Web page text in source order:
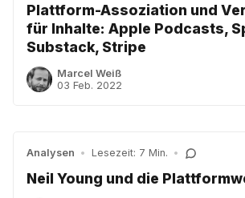
Plattform-Assoziation und
für Inhalte: Apple Podcasts,
Substack, Stripe
Marcel Weiß
03 Feb. 2022
Analysen • Lesezeit: 7 Min. •
Neil Young und die